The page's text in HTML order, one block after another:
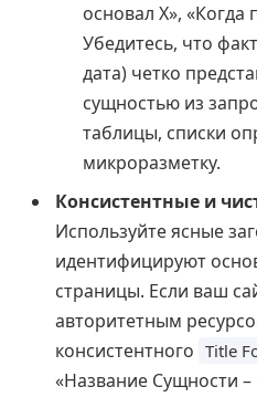
основал X», «Когда
Убедитесь, что
дата) четко
сущностью из
таблицы, списки
микроразметку.
Консистентные и
Используйте ясные
идентифицируют
страницы. Если ваш
авторитетным
консистентного Title
«Название Сущности